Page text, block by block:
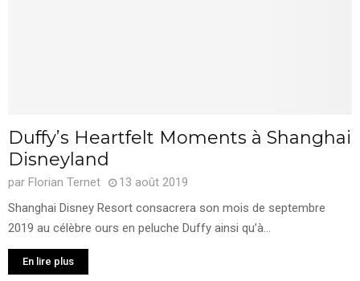
Duffy’s Heartfelt Moments à Shanghai
Disneyland
par Florian Ternet
13 août 2019
Shanghai Disney Resort consacrera son mois de septembre
2019 au célèbre ours en peluche Duffy ainsi qu’à...
En lire plus